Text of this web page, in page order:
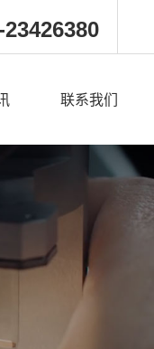
23426380
联系我们